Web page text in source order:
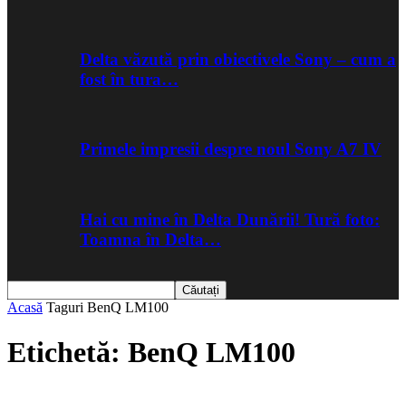
Delta văzută prin obiectivele Sony – cum a
fost în tura…
Primele impresii despre noul Sony A7 IV
Hai cu mine în Delta Dunării! Tură foto:
Toamna în Delta…
Acasă Taguri BenQ LM100
Etichetă: BenQ LM100